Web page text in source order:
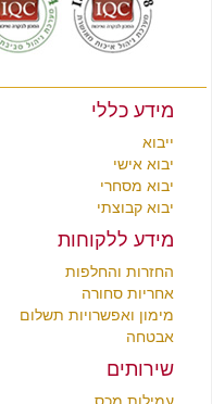
מידע כללי
ייבוא
יבוא אישי
יבוא מסחרי
יבוא קבוצתי
מידע ללקוחות
החזרות והחלפות
אחריות סחורה
מימון ואפשרויות תשלום
אבטחה
שירותים
עמילות מכס